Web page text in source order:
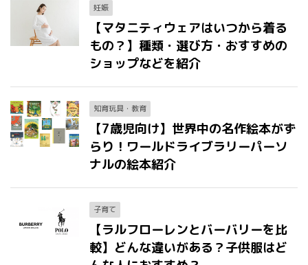
妊娠
【マタニティウェアはいつから着る
もの？】種類・選び方・おすすめの
ショップなどを紹介
知育玩具・教育
【7歳児向け】世界中の名作絵本がず
らり！ワールドライブラリーパーソ
ナルの絵本紹介
子育て
【ラルフローレンとバーバリーを比
較】どんな違いがある？子供服はど